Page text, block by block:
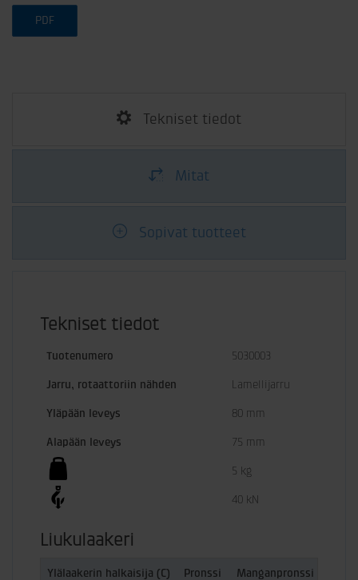
PDF
Tekniset tiedot
Mitat
Sopivat tuotteet
Tekniset tiedot
Tuotenumero 5030003
Jarru, rotaattoriin nähden Lamellijarru
Yläpään leveys 80 mm
Alapään leveys 75 mm
5 kg
40 kN
Liukulaakeri
Ylälaakerin halkaisija (C) Pronssi Manganpronssi